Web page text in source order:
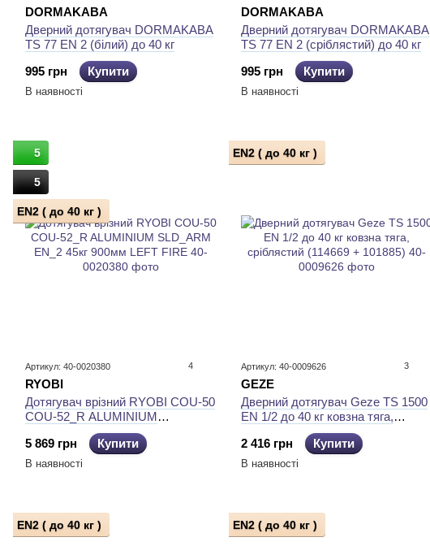
DORMAKABA
Дверний дотягувач DORMAKABA
TS 77 EN 2 (білий) до 40 кг
995 грн
Купити
В наявності
DORMAKABA
Дверний дотягувач DORMAKABA
TS 77 EN 2 (сріблястий) до 40 кг
995 грн
Купити
В наявності
5
5
EN2 ( до 40 кг )
Артикул: 40-0020380 4
RYOBI
Дотягувач врізний RYOBI COU-50
COU-52_R ALUMINIUM
SLD_ARM EN_2 45кг 900мм LEFT
FIRE
5 869 грн Купити
В наявності
EN2 ( до 40 кг )
Артикул: 40-0009626 3
GEZE
Дверний дотягувач Geze TS 1500
EN 1/2 до 40 кг ковзна тяга,
сріблястий (114669 + 101885)
2 416 грн
Купити
В наявності
EN2 ( до 40 кг ) EN2 ( до 40 кг )